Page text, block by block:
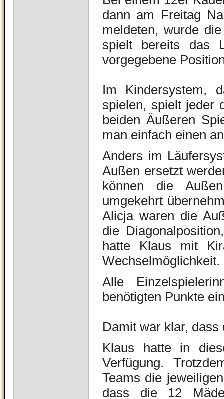
dann am Freitag
meldeten, wurde
spielt bereits das
vorgegebene
Im Kindersystem,
spielen, spielt jeder
beiden Äußeren
man einfach einen
Anders im
Außen ersetzt
können die
umgekehrt
Alicja waren die
die
hatte Klaus mit
Wechselmöglichkeit.
Alle
benötigten Punkte
Damit war klar, dass
Klaus hatte in
Verfügung.
Teams die
dass die 12